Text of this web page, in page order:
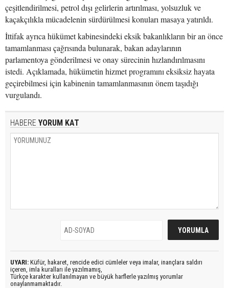
çeşitlendirilmesi, petrol dışı gelirlerin artırılması, yolsuzluk ve
kaçakçılıkla mücadelenin sürdürülmesi konuları masaya yatırıldı.
İttifak ayrıca hükümet kabinesindeki eksik bakanlıkların bir an önce
tamamlanması çağrısında bulunarak, bakan adaylarının
parlamentoya gönderilmesi ve onay sürecinin hızlandırılmasını
istedi. Açıklamada, hükümetin hizmet programını eksiksiz hayata
geçirebilmesi için kabinenin tamamlanmasının önem taşıdığı
vurgulandı.
HABERE YORUM KAT
UYARI: Küfür, hakaret, rencide edici cümleler veya imalar, inançlara saldırı
içeren, imla kuralları ile yazılmamış,
Türkçe karakter kullanılmayan ve büyük harflerle yazılmış yorumlar
onaylanmamaktadır.